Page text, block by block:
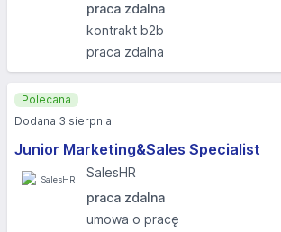
praca zdalna
kontrakt b2b
praca zdalna
Junior Marketing&Sales Specialist
SalesHR
praca zdalna
umowa o pracę
Polecana
Dodana 3 sierpnia